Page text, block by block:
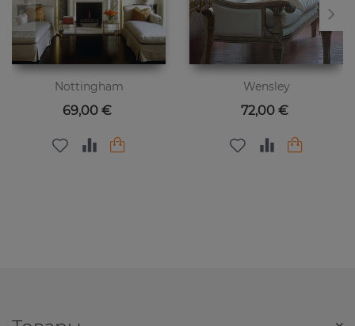
Nottingham
Цена
69,00 €
Wensley
Цена
72,00 €